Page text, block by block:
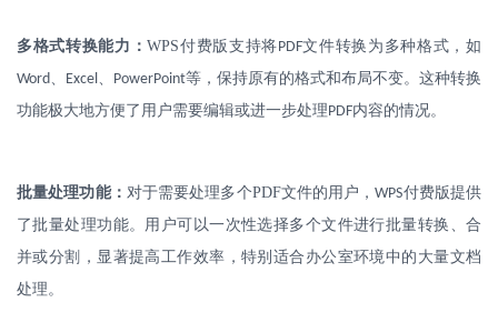
多格式转换能力：WPS付费版支持将PDF文件转换为多种格式，如
Word、 Excel、 PowerPoint等，保持原有的格式和布局不变。这种转换
功能极大地方便了用户需要编辑或进一步处理PDF内容的情况。
批量处理功能： 对于需要处理多个PDF文件的用户，WPS付费版提供
了批量处理功能。用户可以一次性选择多个文件进行批量转换、合
并或分割，显著提高工作效率，特别适合办公室环境中的大量文档
处理。